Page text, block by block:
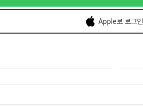
Apple로 로그인